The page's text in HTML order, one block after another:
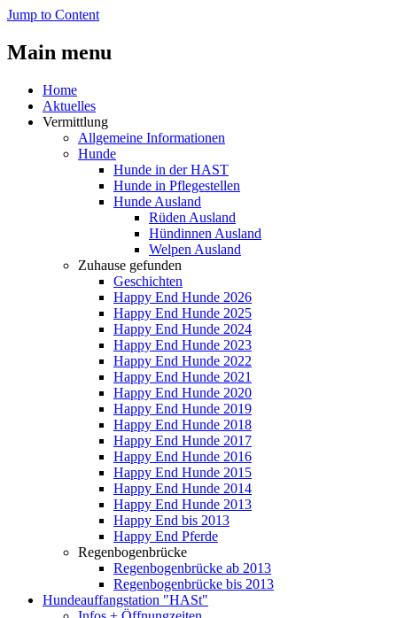
Jump to Content
Main menu
Home
Aktuelles
Vermittlung
Allgemeine Informationen
Hunde
Hunde in der HAST
Hunde in Pflegestellen
Hunde Ausland
Rüden Ausland
Hündinnen Ausland
Welpen Ausland
Zuhause gefunden
Geschichten
Happy End Hunde 2026
Happy End Hunde 2025
Happy End Hunde 2024
Happy End Hunde 2023
Happy End Hunde 2022
Happy End Hunde 2021
Happy End Hunde 2020
Happy End Hunde 2019
Happy End Hunde 2018
Happy End Hunde 2017
Happy End Hunde 2016
Happy End Hunde 2015
Happy End Hunde 2014
Happy End Hunde 2013
Happy End bis 2013
Happy End Pferde
Regenbogenbrücke
Regenbogenbrücke ab 2013
Regenbogenbrücke bis 2013
Hundeauffangstation "HASt"